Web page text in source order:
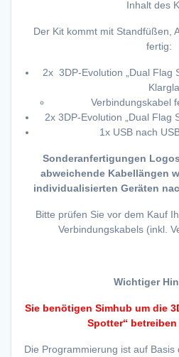
Inhalt des
Der Kit kommt mit Standfüßen,
fertig:
2x 3DP-Evolution „Dual Flag
Verbindungskabel
2x 3DP-Evolution „Dual Flag
1x USB nach
Sonderanfertigungen
abweichende Kabellängen
individualisierten Geräten
Bitte prüfen Sie vor dem Kauf
Verbindungskabels (inkl.
Wichtiger
Sie benötigen Simhub um die
Spotter“
Die Programmierung ist auf